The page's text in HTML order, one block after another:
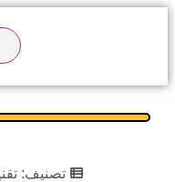
تصنيف: